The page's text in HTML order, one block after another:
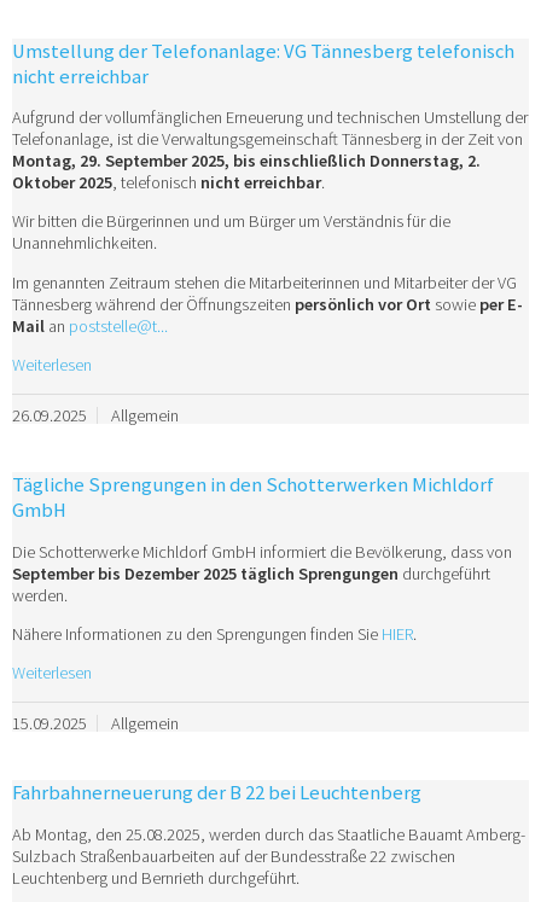
Umstellung der Telefonanlage: VG Tännesberg telefonisch
nicht erreichbar
Aufgrund der vollumfänglichen Erneuerung und technischen Umstellung der
Telefonanlage, ist die Verwaltungsgemeinschaft Tännesberg in der Zeit von
Montag, 29. September 2025, bis einschließlich Donnerstag, 2.
Oktober 2025, telefonisch nicht erreichbar.
Wir bitten die Bürgerinnen und um Bürger um Verständnis für die
Unannehmlichkeiten.
Im genannten Zeitraum stehen die Mitarbeiterinnen und Mitarbeiter der VG
Tännesberg während der Öffnungszeiten persönlich vor Ort sowie per E-
Mail an poststelle@t...
Weiterlesen
26.09.2025 Allgemein
Tägliche Sprengungen in den Schotterwerken Michldorf
GmbH
Die Schotterwerke Michldorf GmbH informiert die Bevölkerung, dass von
September bis Dezember 2025 täglich Sprengungen durchgeführt
werden.
Nähere Informationen zu den Sprengungen finden Sie HIER.
Weiterlesen
15.09.2025 Allgemein
Fahrbahnerneuerung der B 22 bei Leuchtenberg
Ab Montag, den 25.08.2025, werden durch das Staatliche Bauamt Amberg-
Sulzbach Straßenbauarbeiten auf der Bundesstraße 22 zwischen
Leuchtenberg und Bernrieth durchgeführt.